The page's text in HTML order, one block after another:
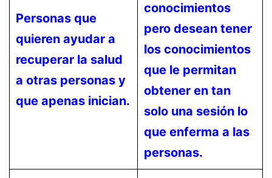
Personas que
quieren ayudar a
recuperar la salud
a otras personas y
que apenas inician.
conocimientos
pero desean tener
los conocimientos
que le permitan
obtener en tan
solo una sesión lo
que enferma a las
personas.